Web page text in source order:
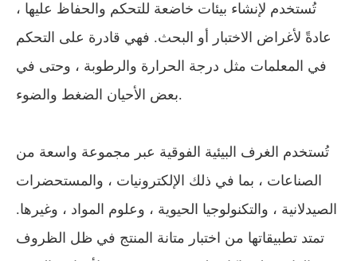
تُستخدم لإنشاء بيئات خاضعة للتحكم والحفاظ عليها ،
عادةً لأغراض الاختبار أو البحث. فهي قادرة على التحكم
في المعلمات مثل درجة الحرارة والرطوبة ، وحتى في
بعض الأحيان الضغط والضوء.
تُستخدم الغرف البيئية الفوقية عبر مجموعة واسعة من
الصناعات ، بما في ذلك الإلكترونيات ، والمستحضرات
الصيدلانية ، والتكنولوجيا الحيوية ، وعلوم المواد ، وغيرها.
تمتد تطبيقاتها من اختبار متانة المنتج في ظل الظروف